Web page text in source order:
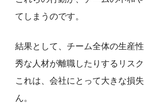
てしまうのです。
結果として、チーム全体の生産
秀な人材が離職したりするリスク
これは、会社にとって大きな損
ん。